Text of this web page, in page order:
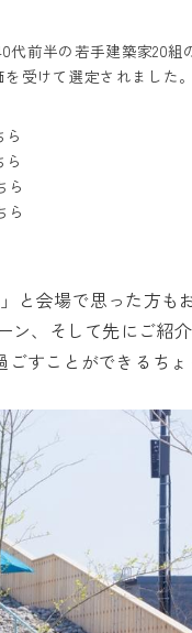
前半の若手建築家20
受けて選定されました。
ら
ら
ら
ら
と会場で思った方も
ン、そして先にご紹
すことができるちょ